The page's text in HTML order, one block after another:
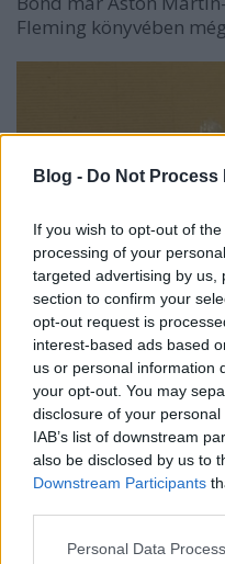
Blog - Do Not
If you wish to opt-out of
processing of your
targeted advertising by us,
section to confirm your
opt-out request is
interest-based ads based
us or personal information
your opt-out. You may
disclosure of your
IAB’s list of downstream
also be disclosed by us to
Downstream Participants
Please note that this
Personal Data
Fleming könyvében
| Kép:lego911|
A főszervező,Lino
pickup-pal nevezett,
Gyöngy"-nek hívtak: